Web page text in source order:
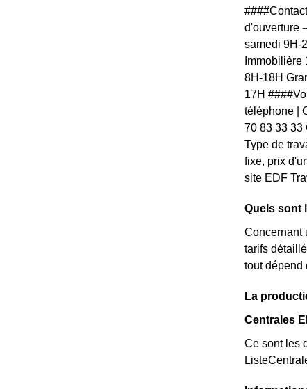
d'ouverture
samedi 9H-
8H-18H
17H
téléphone |
70 83 33 33
Type de
fixe, prix
site EDF
Quels sont
Concernant
tarifs
tout dépend
La
Centrales
Ce sont les